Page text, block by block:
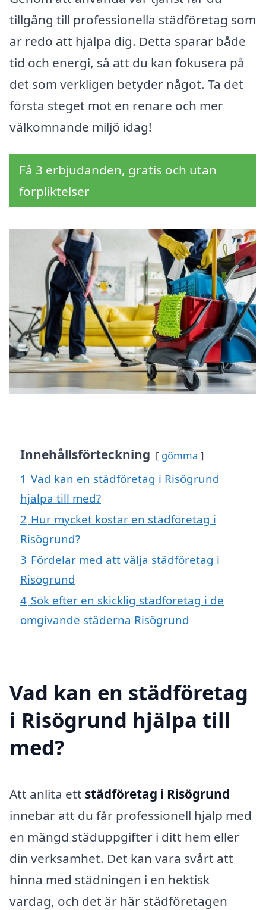
tillgång till professionella städföretag som
är redo att hjälpa dig. Detta sparar både
tid och energi, så att du kan fokusera på
det som verkligen betyder något. Ta det
första steget mot en renare och mer
välkomnande miljö idag!
Få 3 erbjudanden, gratis och utan
förpliktelser
Innehållsförteckning gömma
1 Vad kan en städföretag i Risögrund
hjälpa till med?
2 Hur mycket kostar en städföretag i
Risögrund?
3 Fördelar med att välja städföretag i
Risögrund
4 Sök efter en skicklig städföretag i de
omgivande städerna Risögrund
Vad kan en städföretag
i Risögrund hjälpa till
med?
Att anlita ett städföretag i Risögrund
innebär att du får professionell hjälp med
en mängd städuppgifter i ditt hem eller
din verksamhet. Det kan vara svårt att
hinna med städningen i en hektisk
vardag, och det är här städföretagen